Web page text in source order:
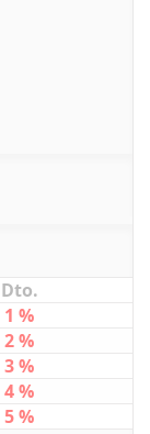
Dto.
1 %
2 %
3 %
4 %
5 %